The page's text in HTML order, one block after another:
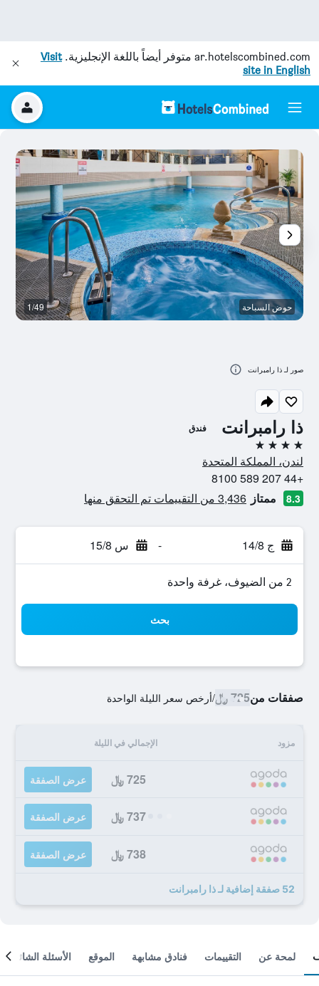
ar.hotelscombined.com متوفر أيضاً باللغة الإنجليزية.Visit
site in English
ذا رامبرانت فندق
4 نجوم
لندن، المملكة المتحدة
+44 207 589 8100
8.3 ممتاز 3,436 من التقييمات تم التحقق منها
ج 14/8 - س 15/8
2 من الضيوف، غرفة واحدة
بحث
صفقات من725 ﷼ /أرخص سعر الليلة الواحدة
مزود الإجمالي في الليلة
725 ﷼ عرض الصفقة
737 ﷼ عرض الصفقة
738 ﷼ عرض الصفقة
52 صفقة إضافية لـ ذا رامبرانت
حوض السباحة 1/49
صور لـ ذا رامبرانت
لمحة عن التقييمات فنادق مشابهة الموقع الأسئلة الشائعة